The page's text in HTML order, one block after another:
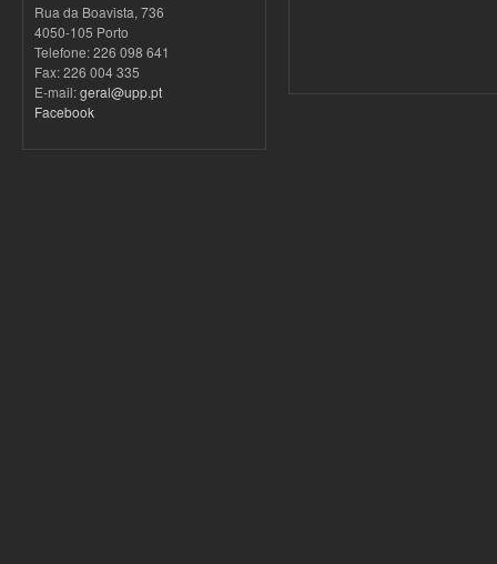
Rua da Boavista, 736
4050-105 Porto
Telefone: 226 098 641
Fax: 226 004 335
E-mail:geral@upp.pt
Facebook